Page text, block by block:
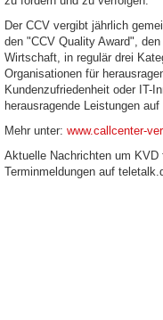
Der CCV vergibt jährlich
den "CCV Quality Award",
Wirtschaft, in regulär drei
Organisationen für
Kundenzufriedenheit oder IT-
herausragende Leistungen
Mehr unter: www.callcenter-
Aktuelle Nachrichten um
Terminmeldungen auf